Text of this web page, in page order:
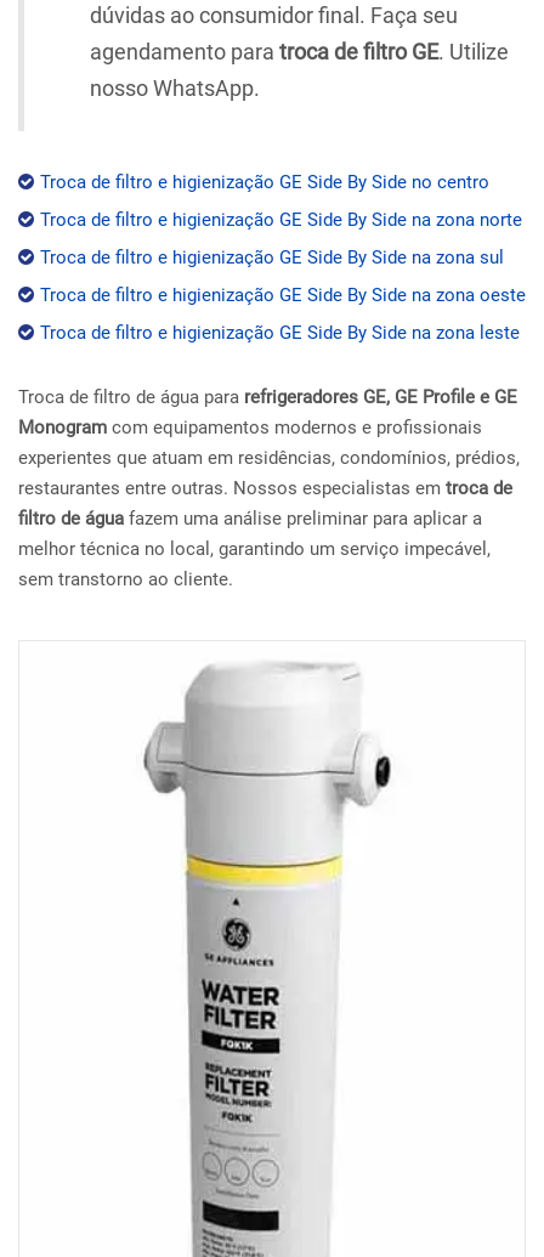
dúvidas ao consumidor final. Faça seu
agendamento para troca de filtro GE. Utilize
nosso WhatsApp.
Troca de filtro e higienização GE Side By Side no centro
Troca de filtro e higienização GE Side By Side na zona norte
Troca de filtro e higienização GE Side By Side na zona sul
Troca de filtro e higienização GE Side By Side na zona oeste
Troca de filtro e higienização GE Side By Side na zona leste
Troca de filtro de água para refrigeradores GE, GE Profile e GE
Monogram com equipamentos modernos e profissionais
experientes que atuam em residências, condomínios, prédios,
restaurantes entre outras. Nossos especialistas em troca de
filtro de água fazem uma análise preliminar para aplicar a
melhor técnica no local, garantindo um serviço impecável,
sem transtorno ao cliente.